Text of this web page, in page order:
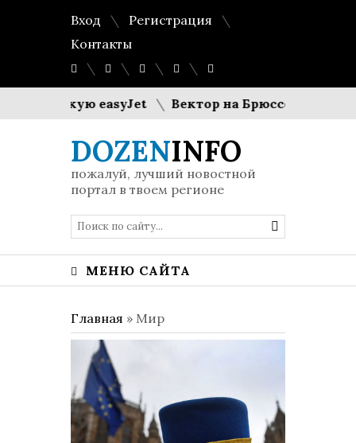
Вход
Регистрация
Контакты
easyJet Вектор на Брюссель: Исландия
DOZENINFO
пожалуй, лучший новостной
портал в твоем регионе
МЕНЮ САЙТА
Главная » Мир